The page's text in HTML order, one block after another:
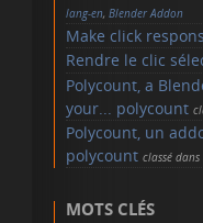
lang-en,Blender Addon
Make click
Rendre le clic
Polycount, a
your... polycount
Polycount, un
polycount classé dans
MOTS CLÉS